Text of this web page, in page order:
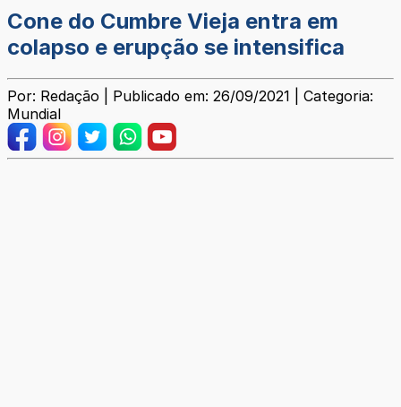
Cone do Cumbre Vieja entra em
colapso e erupção se intensifica
Por: Redação | Publicado em: 26/09/2021 | Categoria:
Mundial